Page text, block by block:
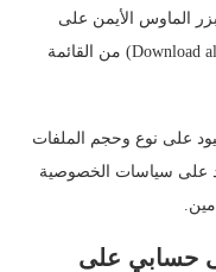
الماوس الأيمن على
الملف الأول واختيار خيار “تحميل الجميع” (Download all) من القائمة
على نوع وحجم الملفات
على سياسات الخصوصية
حسابي على